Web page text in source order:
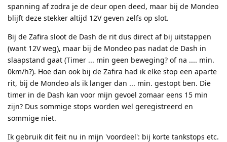
spanning af zodra je de deur open deed, maar bij de Mondeo
blijft deze stekker altijd 12V geven zelfs op slot.
Bij de Zafira sloot de Dash de rit dus direct af bij uitstappen
(want 12V weg), maar bij de Mondeo pas nadat de Dash in
slaapstand gaat (Timer ... min geen beweging? of na .... min.
0km/h?). Hoe dan ook bij de Zafira had ik elke stop een aparte
rit, bij de Mondeo als ik langer dan ... min. gestopt ben. Die
timer in de Dash kan voor mijn gevoel zomaar eens 15 min
zijn? Dus sommige stops worden wel geregistreerd en
sommige niet.
Ik gebruik dit feit nu in mijn 'voordeel': bij korte tankstops etc.